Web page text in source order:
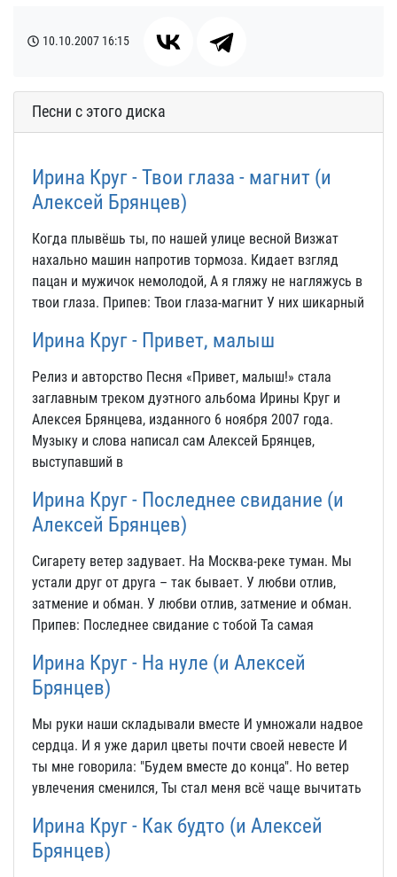
10.10.2007 16:15
Песни с этого диска
Ирина Круг - Твои глаза - магнит (и
Алексей Брянцев)
Когда плывёшь ты, по нашей улице весной Визжат
нахально машин напротив тормоза. Кидает взгляд
пацан и мужичок немолодой, А я гляжу не нагляжусь в
твои глаза. Припев: Твои глаза-магнит У них шикарный
Ирина Круг - Привет, малыш
Релиз и авторство Песня «Привет, малыш!» стала
заглавным треком дуэтного альбома Ирины Круг и
Алексея Брянцева, изданного 6 ноября 2007 года.
Музыку и слова написал сам Алексей Брянцев,
выступавший в
Ирина Круг - Последнее свидание (и
Алексей Брянцев)
Сигарету ветер задувает. На Москва-реке туман. Мы
устали друг от друга – так бывает. У любви отлив,
затмение и обман. У любви отлив, затмение и обман.
Припев: Последнее свидание с тобой Та самая
Ирина Круг - На нуле (и Алексей
Брянцев)
Мы руки наши складывали вместе И умножали надвое
сердца. И я уже дарил цветы почти своей невесте И
ты мне говорила: "Будем вместе до конца". Но ветер
увлечения сменился, Ты стал меня всё чаще вычитать
Ирина Круг - Как будто (и Алексей
Брянцев)